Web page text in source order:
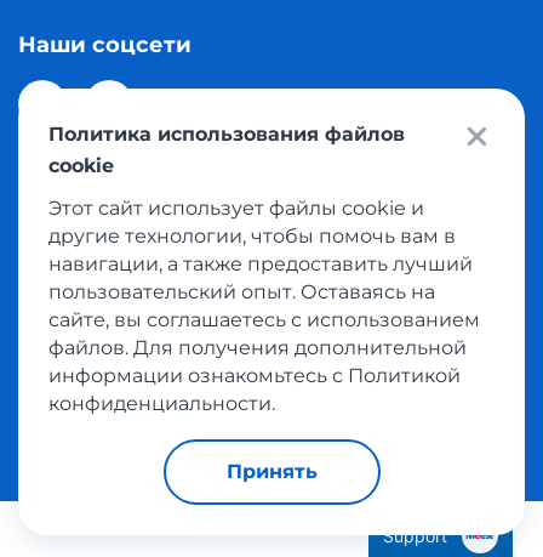
Наши соцсети
© 2026 Meest Shopping доставка покупок с интернет
магазинов мира в Казахстан. Все права защищены
Политика конфиденциальности
Публичная оферта
Условия пользования сервисом выкупа товаров
Политика использования файлов
cookie
Этот сайт использует файлы cookie и
другие технологии, чтобы помочь вам в
навигации, а также предоставить лучший
пользовательский опыт. Оставаясь на
сайте, вы соглашаетесь с использованием
файлов. Для получения дополнительной
информации ознакомьтесь с Политикой
конфиденциальности.
Принять
Support